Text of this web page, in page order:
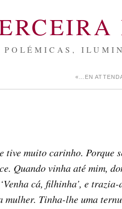
«…EN
tive muito carinho. Porque
Quando vinha até mim,
cá, filhinha’, e
Tinha-lhe uma